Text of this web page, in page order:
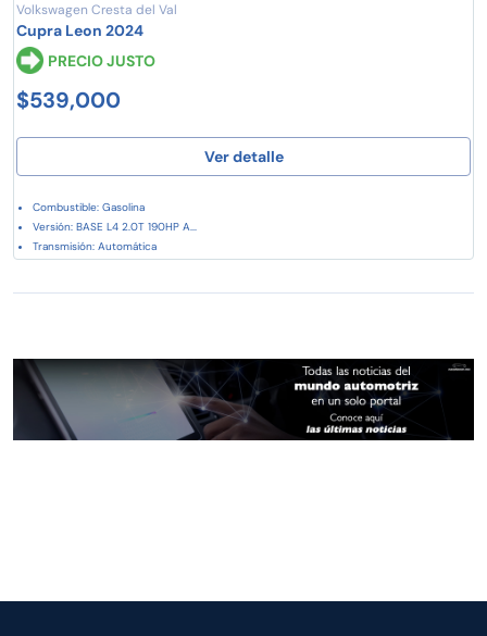
Volkswagen Cresta del Val
Cupra Leon 2024
PRECIO JUSTO
$539,000
Ver detalle
Combustible: Gasolina
Versión: BASE L4 2.0T 190HP A...
Transmisión: Automática